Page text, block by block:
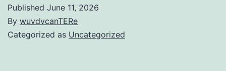
Published June 11, 2026
By wuvdvcanTERe
Categorized as Uncategorized